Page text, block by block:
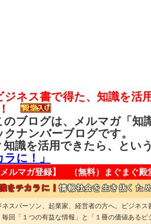
ジネス書で得た、知識を活
ブログは、メルマガ「知
クナンバーブログです。
識を活用できたら、と
ラに！」
メルマガ登録】 （無料） まぐまぐ殿
ネスパーソン、起業家、経営者の方へ。ビジネ
毎回「１つの有益な情報」と「１冊の価値ある